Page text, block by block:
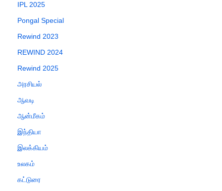
IPL 2025
Pongal Special
Rewind 2023
REWIND 2024
Rewind 2025
அரசியல்
ஆவடி
ஆன்மீகம்
இந்தியா
இலக்கியம்
உலகம்
கட்டுரை